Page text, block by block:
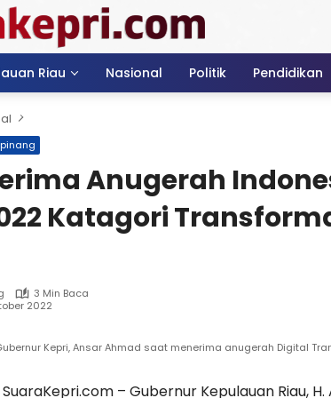
Riau Nasional Politik Pendidikan
Anugerah
Katagori
3 Min Baca
2022
Kepri, Ansar Ahmad saat menerima anugerah Digital
– Gubernur Kepulauan Riau,